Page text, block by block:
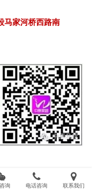
马家河桥西路南
询 电话咨询 联系我们